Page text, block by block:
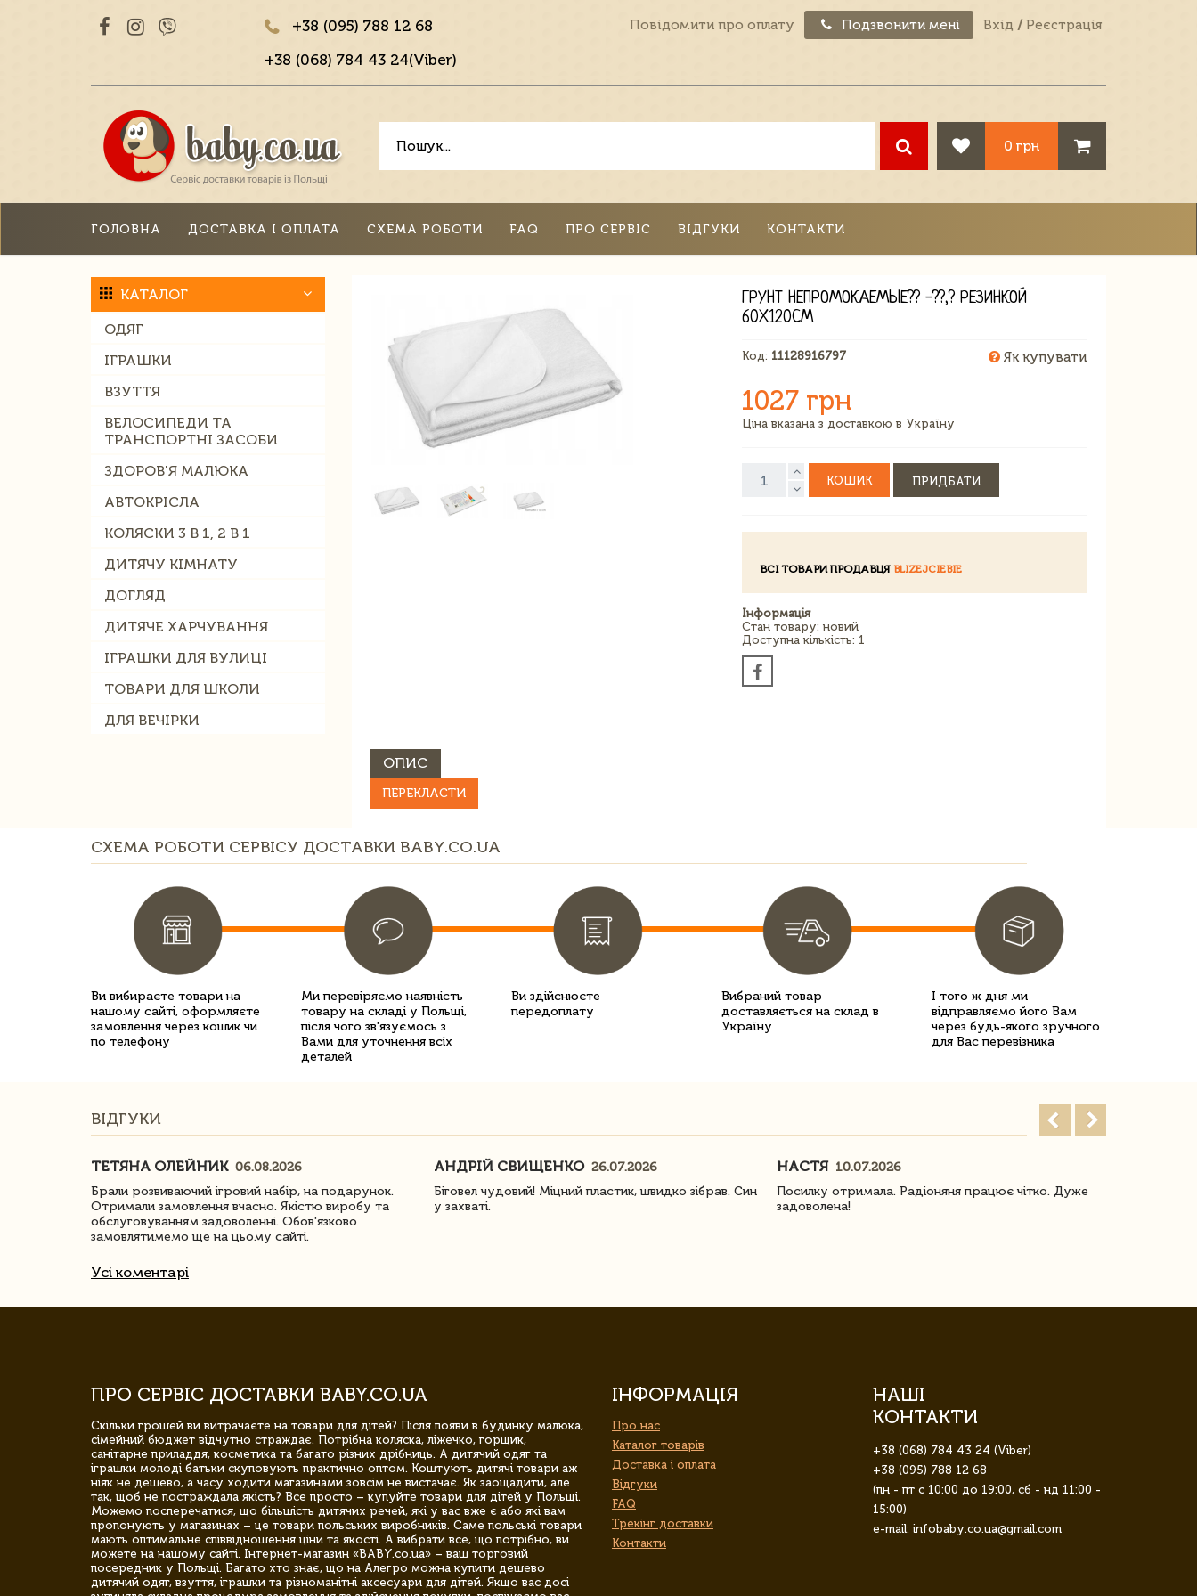
+38 (095) 788 12 68
+38 (068) 784 43 24(Viber)
Повідомити про оплату Подзвонити мені Вхід / Реєстрація
0 грн
ГОЛОВНА ДОСТАВКА І ОПЛАТА СХЕМА РОБОТИ FAQ ПРО СЕРВІС ВІДГУКИ КОНТАКТИ
КАТАЛОГ
ОДЯГ
ІГРАШКИ
ВЗУТТЯ
ВЕЛОСИПЕДИ ТА
ТРАНСПОРТНІ ЗАСОБИ
ЗДОРОВ'Я МАЛЮКА
АВТОКРІСЛА
КОЛЯСКИ 3 В 1, 2 В 1
ДИТЯЧУ КІМНАТУ
ДОГЛЯД
ДИТЯЧЕ ХАРЧУВАННЯ
ІГРАШКИ ДЛЯ ВУЛИЦІ
ТОВАРИ ДЛЯ ШКОЛИ
ДЛЯ ВЕЧІРКИ
ГРУНТ НЕПРОМОКАЕМЫЕ?? -??,? РЕЗИНКОЙ
60X120CM
Код: 11128916797 Як купувати
1027 грн
Ціна вказана з доставкою в Україну
КОШИК ПРИДБАТИ
ВСІ ТОВАРИ ПРОДАВЦЯBLIZEJCIEBIE
Інформація
Стан товару: новий
Доступна кількість: 1
ОПИС
ПЕРЕКЛАСТИ
СХЕМА РОБОТИ СЕРВІСУ ДОСТАВКИ BABY.CO.UA
Ви вибираєте товари на
нашому сайті, оформляєте
замовлення через кошик чи
по телефону
Ми перевіряємо наявність
товару на складі у Польщі,
після чого зв'язуємось з
Вами для уточнення всіх
деталей
Ви здійснюєте
передоплату
Вибраний товар
доставляється на склад в
Україну
І того ж дня ми
відправляємо його Вам
через будь-якого зручного
для Вас перевізника
ВІДГУКИ
ТЕТЯНА ОЛЕЙНИК 06.08.2026
Брали розвиваючий ігровий набір, на подарунок.
Отримали замовлення вчасно. Якістю виробу та
обслуговуванням задоволенні. Обов'язково
замовлятимемо ще на цьому сайті.
АНДРІЙ СВИЩЕНКО 26.07.2026
Біговел чудовий! Міцний пластик, швидко зібрав. Син
у захваті.
НАСТЯ 10.07.2026
Посилку отримала. Радіоняня працює чітко. Дуже
задоволена!
Усі коментарі
ПРО СЕРВІС ДОСТАВКИ BABY.CO.UA
Скільки грошей ви витрачаєте на товари для дітей? Після появи в будинку малюка,
сімейний бюджет відчутно страждає. Потрібна коляска, ліжечко, горщик,
санітарне приладдя, косметика та багато різних дрібниць. А дитячий одяг та
іграшки молоді батьки скуповують практично оптом. Коштують дитячі товари аж
ніяк не дешево, а часу ходити магазинами зовсім не вистачає. Як заощадити, але
так, щоб не постраждала якість? Все просто – купуйте товари для дітей у Польщі.
Можемо посперечатися, що більшість дитячих речей, які у вас вже є або які вам
пропонують у магазинах – це товари польських виробників. Саме польські товари
мають оптимальне співвідношення ціни та якості. А вибрати все, що потрібно, ви
можете на нашому сайті. Інтернет-магазин «BABY.co.ua» – ваш торговий
посередник у Польщі. Багато хто знає, що на Алегро можна купити дешево
дитячий одяг, взуття, іграшки та різноманітні аксесуари для дітей. Якщо вас досі
ІНФОРМАЦІЯ
Про нас
Каталог товарів
Доставка і оплата
Відгуки
FAQ
Трекінг доставки
Контакти
НАШІ
КОНТАКТИ
+38 (068) 784 43 24 (Viber)
+38 (095) 788 12 68
(пн - пт с 10:00 до 19:00, сб - нд 11:00 -
15:00)
e-mail: infobaby.co.ua@gmail.com